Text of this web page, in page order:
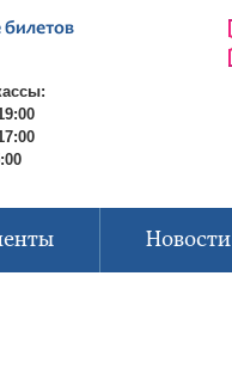
Новости